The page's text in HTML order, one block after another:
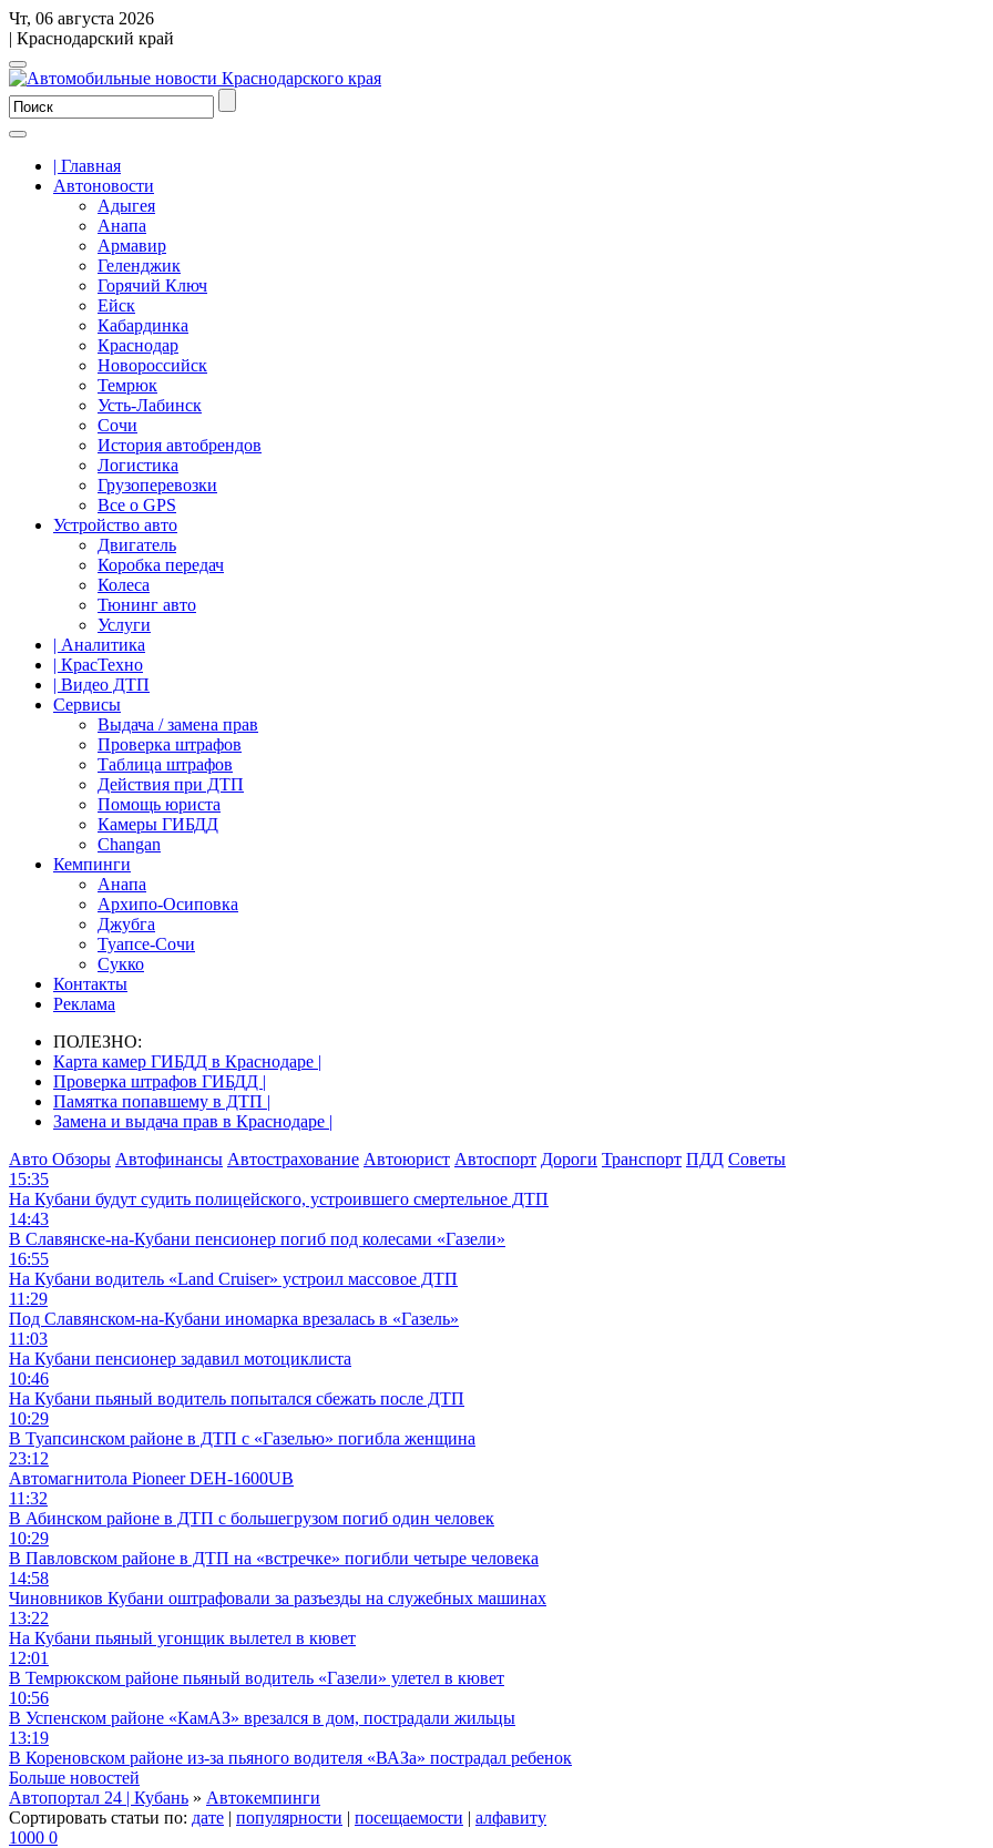
Чт, 06 августа 2026
| Краснодарский край
| Главная
Автоновости
Адыгея
Анапа
Армавир
Геленджик
Горячий Ключ
Ейск
Кабардинка
Краснодар
Новороссийск
Темрюк
Усть-Лабинск
Сочи
История автобрендов
Логистика
Грузоперевозки
Все о GPS
Устройство авто
Двигатель
Коробка передач
Колеса
Тюнинг авто
Услуги
| Аналитика
| КрасТехно
| Видео ДТП
Сервисы
Выдача / замена прав
Проверка штрафов
Таблица штрафов
Действия при ДТП
Помощь юриста
Камеры ГИБДД
Сhangan
Кемпинги
Анапа
Архипо-Осиповка
Джубга
Туапсе-Сочи
Сукко
Контакты
Реклама
ПОЛЕЗНО:
Карта камер ГИБДД в Краснодаре |
Проверка штрафов ГИБДД |
Памятка попавшему в ДТП |
Замена и выдача прав в Краснодаре |
Авто Обзоры Автофинансы Автострахование Автоюрист Автоспорт Дороги Транспорт ПДД Советы
15:35
На Кубани будут судить полицейского, устроившего смертельное ДТП
14:43
В Славянске-на-Кубани пенсионер погиб под колесами «Газели»
16:55
На Кубани водитель «Land Cruiser» устроил массовое ДТП
11:29
Под Славянском-на-Кубани иномарка врезалась в «Газель»
11:03
На Кубани пенсионер задавил мотоциклиста
10:46
На Кубани пьяный водитель попытался сбежать после ДТП
10:29
В Туапсинском районе в ДТП с «Газелью» погибла женщина
23:12
Автомагнитола Pioneer DEH-1600UB
11:32
В Абинском районе в ДТП с большегрузом погиб один человек
10:29
В Павловском районе в ДТП на «встречке» погибли четыре человека
14:58
Чиновников Кубани оштрафовали за разъезды на служебных машинах
13:22
На Кубани пьяный угонщик вылетел в кювет
12:01
В Темрюкском районе пьяный водитель «Газели» улетел в кювет
10:56
В Успенском районе «КамАЗ» врезался в дом, пострадали жильцы
13:19
В Кореновском районе из-за пьяного водителя «ВАЗа» пострадал ребенок
Больше новостей
Автопортал 24 | Кубань » Автокемпинги
Сортировать статьи по: дате | популярности | посещаемости | алфавиту
1000 0